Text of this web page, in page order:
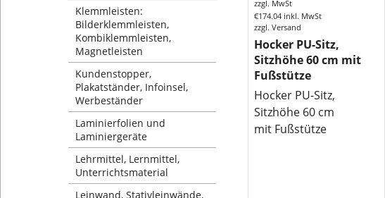
Klemmleisten:
Bilderklemmleisten,
Kombiklemmleisten,
Magnetleisten
Kundenstopper,
Plakatständer, Infoinsel,
Werbeständer
Laminierfolien und
Laminiergeräte
Lehrmittel, Lernmittel,
Unterrichtsmaterial
Leinwand, Stativleinwände,
zzgl. MwSt
€174.04 inkl. MwSt
zzgl. Versand
Hocker PU-Sitz,
Sitzhöhe 60 cm mit
Fußstütze
Hocker PU-Sitz,
Sitzhöhe 60 cm
mit Fußstütze